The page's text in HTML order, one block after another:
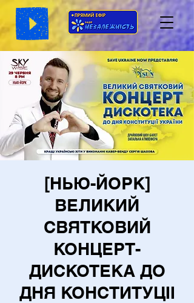
[НЬЮ-ЙОРК]
ВЕЛИКИЙ
СВЯТКОВИЙ
КОНЦЕРТ-
ДИСКОТЕКА ДО
ДНЯ КОНСТИТУЦІІ